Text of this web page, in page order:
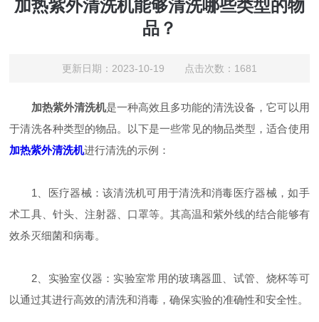
加热紫外清洗机能够清洗哪些类型的物
品？
更新日期：2023-10-19 点击次数：1681
加热紫外清洗机是一种高效且多功能的清洗设备，它可以用
于清洗各种类型的物品。以下是一些常见的物品类型，适合使用
加热紫外清洗机进行清洗的示例：
1、医疗器械：该清洗机可用于清洗和消毒医疗器械，如手
术工具、针头、注射器、口罩等。其高温和紫外线的结合能够有
效杀灭细菌和病毒。
2、实验室仪器：实验室常用的玻璃器皿、试管、烧杯等可
以通过其进行高效的清洗和消毒，确保实验的准确性和安全性。